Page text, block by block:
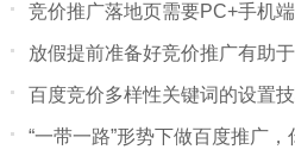
竞价推广落地页需要PC+手机
放假提前准备好竞价推广有助
百度竞价多样性关键词的设置
“一带一路”形势下做百度推广